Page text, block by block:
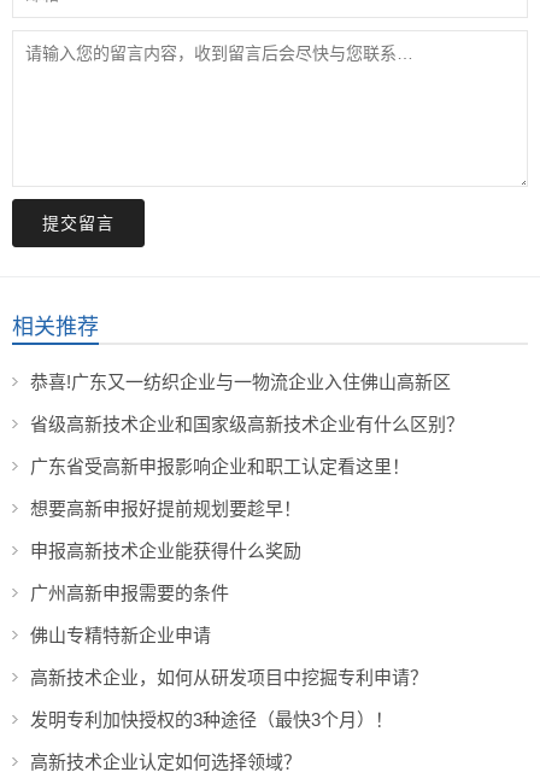
提交留言
相关推荐
恭喜!广东又一纺织企业与一物流企业入住佛山高新区
省级高新技术企业和国家级高新技术企业有什么区别？
广东省受高新申报影响企业和职工认定看这里！
想要高新申报好提前规划要趁早！
申报高新技术企业能获得什么奖励
广州高新申报需要的条件
佛山专精特新企业申请
高新技术企业，如何从研发项目中挖掘专利申请？
发明专利加快授权的3种途径（最快3个月）！
高新技术企业认定如何选择领域？